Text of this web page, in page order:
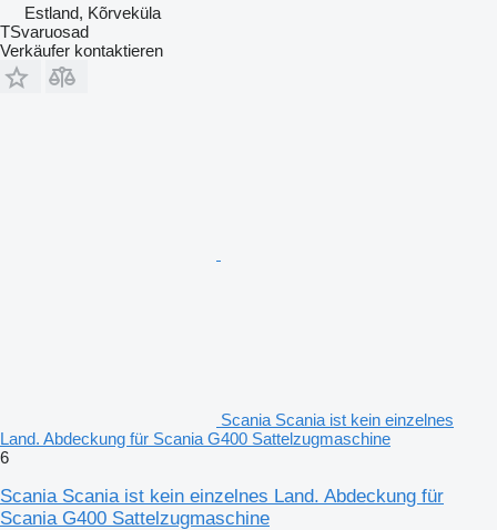
Estland, Kõrveküla
TSvaruosad
Verkäufer kontaktieren
Scania Scania ist kein einzelnes
Land. Abdeckung für Scania G400 Sattelzugmaschine
6
Scania Scania ist kein einzelnes Land. Abdeckung für
Scania G400 Sattelzugmaschine